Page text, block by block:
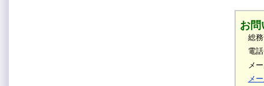
お問
総
電
メ
メ